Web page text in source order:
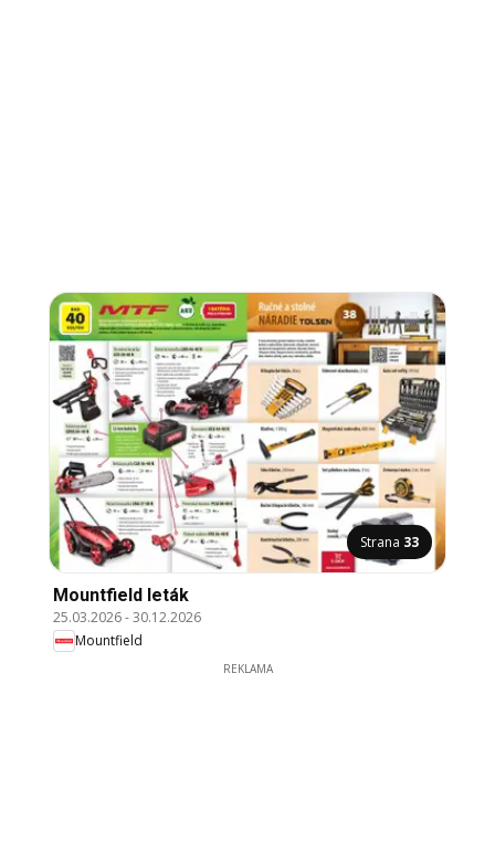
Strana 33
Mountfield leták
25.03.2026-30.12.2026
Mountfield
REKLAMA